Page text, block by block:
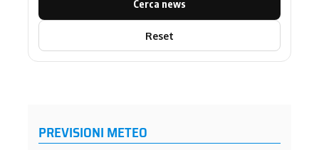
Cerca news
Reset